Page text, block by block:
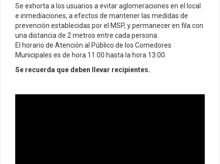
Se exhorta a los usuarios a evitar aglomeraciones en el local
e inmediaciones, a efectos de mantener las medidas de
prevención establecidas por el MSP, y permanecer en fila con
una distancia de 2 metros entre cada persona.
El horario de Atención al Público de los Comedores
Municipales es de hora 11:00 hasta la hora 13:00.
Se recuerda que deben llevar recipientes.